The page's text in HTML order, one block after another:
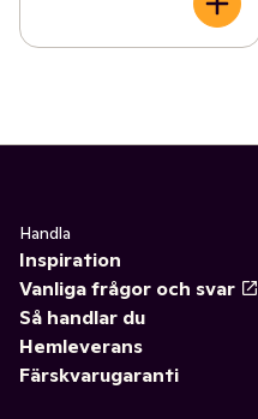
Handla
Inspiration
Vanliga frågor och svar
Så handlar du
Hemleverans
Färskvarugaranti